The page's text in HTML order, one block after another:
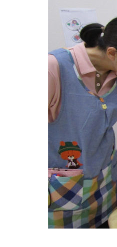
高齢者等共同住宅